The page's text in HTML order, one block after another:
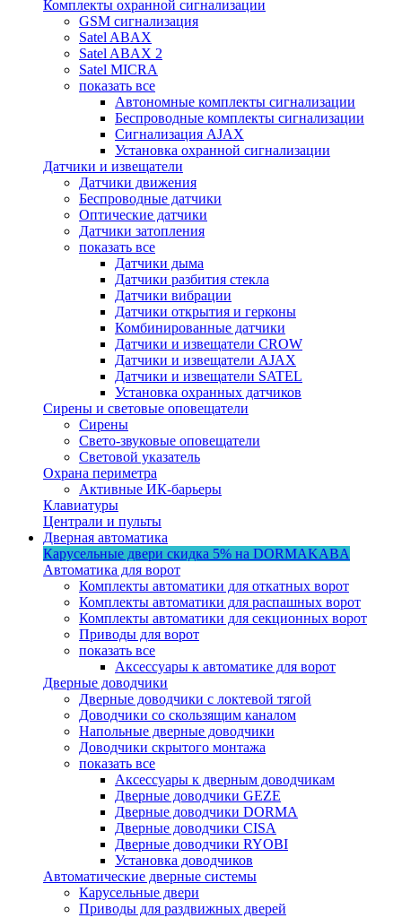
Комплекты охранной сигнализации
GSM сигнализация
Satel ABAX
Satel ABAX 2
Satel MICRA
показать все
Автономные комплекты сигнализации
Беспроводные комплекты сигнализации
Сигнализация AJAX
Установка охранной сигнализации
Датчики и извещатели
Датчики движения
Беспроводные датчики
Оптические датчики
Датчики затопления
показать все
Датчики дыма
Датчики разбития стекла
Датчики вибрации
Датчики открытия и герконы
Комбинированные датчики
Датчики и извещатели CROW
Датчики и извещатели AJAX
Датчики и извещатели SATEL
Установка охранных датчиков
Сирены и световые оповещатели
Сирены
Свето-звуковые оповещатели
Световой указатель
Охрана периметра
Активные ИК-барьеры
Клавиатуры
Централи и пульты
Дверная автоматика
Карусельные двери скидка 5% на DORMAKABA
Автоматика для ворот
Комплекты автоматики для откатных ворот
Комплекты автоматики для распашных ворот
Комплекты автоматики для секционных ворот
Приводы для ворот
показать все
Аксессуары к автоматике для ворот
Дверные доводчики
Дверные доводчики с локтевой тягой
Доводчики со скользящим каналом
Напольные дверные доводчики
Доводчики скрытого монтажа
показать все
Аксессуары к дверным доводчикам
Дверные доводчики GEZE
Дверные доводчики DORMA
Дверные доводчики CISA
Дверные доводчики RYOBI
Установка доводчиков
Автоматические дверные системы
Карусельные двери
Приводы для раздвижных дверей